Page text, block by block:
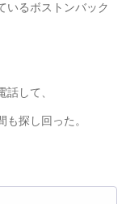
いるボストンバック
して、
探し回った。